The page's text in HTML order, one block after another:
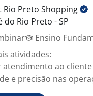
Rio Preto Shopping
do Rio Preto - SP
Ensino
atividades:
atendimento ao
e precisão nas